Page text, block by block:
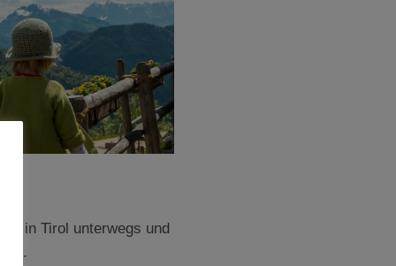
in Tirol unterwegs und